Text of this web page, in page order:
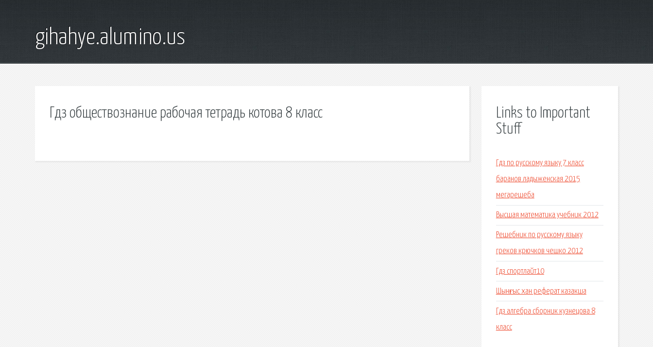
gihahye.alumino.us
Гдз обществознание рабочая тетрадь котова 8 класс
Links to Important
Stuff
Гдз по русскому языку 7 класс
баранов ладыженская 2015
мегарешеба
Высшая математика учебник 2012
Решебник по русскому языку
греков крючков чешко 2012
Гдз спортлайт10
Шынғыс хан реферат казакша
Гдз алгебра сборник кузнецова 8
класс